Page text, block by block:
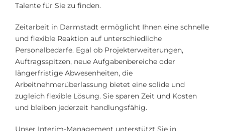
Talente für Sie zu finden.
Zeitarbeit in Darmstadt ermöglicht Ihnen eine schnelle
und flexible Reaktion auf unterschiedliche
Personalbedarfe. Egal ob Projekterweiterungen,
Auftragsspitzen, neue Aufgabenbereiche oder
längerfristige Abwesenheiten, die
Arbeitnehmerüberlassung bietet eine solide und
zugleich flexible Lösung. Sie sparen Zeit und Kosten
und bleiben jederzeit handlungsfähig.
Unser Interim-Management unterstützt Sie in